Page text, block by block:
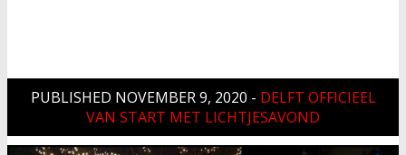
PUBLISHED NOVEMBER 9, 2020 - DELFT OFFICIEEL
VAN START MET LICHTJESAVOND